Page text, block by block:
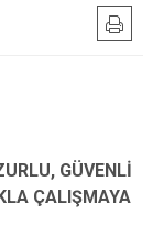
GÜVENLİ
ÇALIŞMAYA